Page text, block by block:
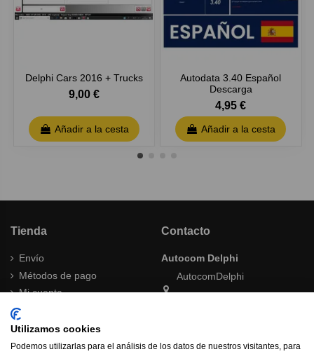
Delphi Cars 2016 + Trucks
9,00 €
Añadir a la cesta
Autodata 3.40 Español
Descarga
4,95 €
Añadir a la cesta
Tienda
Envío
Métodos de pago
Mi cuenta
Términos y condiciones
Política de cambios y
devoluciones
Contacto
Autocom Delphi
AutocomDelphi
Utilizamos cookies
Podemos utilizarlas para el análisis de los datos de nuestros visitantes, para